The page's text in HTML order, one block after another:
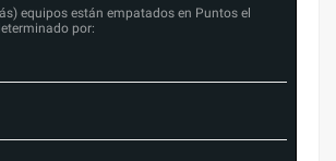
equipos están empatados en Puntos el
por: